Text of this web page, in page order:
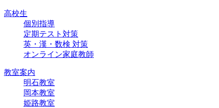
高校生
個別指導
定期テスト対策
英・漢・数検 対策
オンライン家庭教師
教室案内
明石教室
岡本教室
姫路教室